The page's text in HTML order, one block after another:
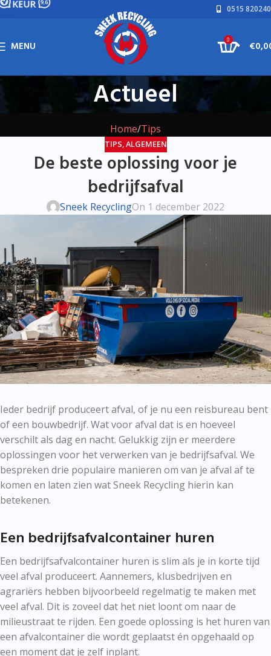
0515 820240
MENU 0 €
Actueel
Home Tips
TIPS,ALGEMEEN
De beste oplossing voor je
bedrijfsafval
Sneek RecyclingOn 1 december 2022
Ieder bedrijf produceert afval, of je nu een reisbureau bent
of een bouwbedrijf. Wat voor afval dat is en hoeveel
verschilt als dag en nacht. Gelukkig zijn er meerdere
oplossingen voor het verwerken van je bedrijfsafval. We
bespreken drie populaire manieren om van je afval af te
komen en laten zien wat Sneek Recycling hierin kan
betekenen.
Een bedrijfsafvalcontainer huren
Een bedrijfsafvalcontainer huren is slim als je in korte tijd
veel afval produceert. Aannemers, klusbedrijven en
agrariërs hebben bijvoorbeeld regelmatig te maken met
veel afval. Dit is zoveel dat het niet loont om naar de
milieustraat te rijden. Een goede oplossing is het huren van
een afvalcontainer die wordt geplaatst én opgehaald op
een moment dat je zelf inplant.